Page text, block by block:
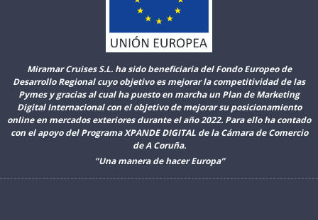
Miramar Cruises S.L. ha sido beneficiaria del Fondo Europeo de
Desarrollo Regional cuyo objetivo es mejorar la competitividad de las
Pymes y gracias al cual ha puesto en marcha un Plan de Marketing
Digital Internacional con el objetivo de mejorar su posicionamiento
online en mercados exteriores durante el año 2022. Para ello ha contado
con el apoyo del Programa XPANDE DIGITAL de la Cámara de Comercio
de A Coruña.
"Una manera de hacer Europa”